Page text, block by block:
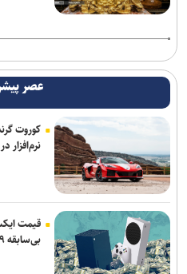
توافق دنیامالی و همتای
سفر مربی جدید استقلال به ایران
پایان شایعات در مورد جدایی؛
پاسخ منفی یک لزیونر به باشگاه
موضع جدید نساجی درباره ایری و
استعلام استقلال از فیفا در مورد جذب
عصر
نرم‌افزار
قیمت
بی‌سابقه ۷۹۹ یورو رسید